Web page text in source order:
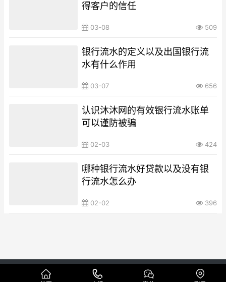
得客户的信任
03-08 509
银行流水的定义以及出国银行流
水有什么作用
03-07 656
认识沐沐网的有效银行流水账单
可以谨防被骗
02-03 424
哪种银行流水好贷款以及没有银
行流水怎么办
02-02 396
Copyright © 本地代做工资流水制作公司 版权所有